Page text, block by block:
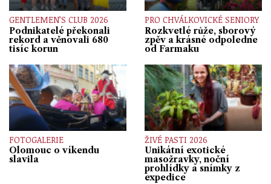
GENTLEMEN’S CLUB 2026
Podnikatelé překonali
rekord a věnovali 680
tisíc korun
PRO CHVÁLKOVICKÉ SENIORY
Rozkvetlé růže, sborový
zpěv a krásné odpoledne
od Farmaku
FOTOGALERIE
Olomouc o víkendu
slavila
ŽIVÉ PASTI 2026
Unikátní exotické
masožravky, noční
prohlídky a snímky z
expedice